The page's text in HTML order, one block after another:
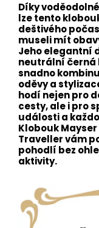
Díky
lze tento
deštivého
museli mít
Jeho elegantní
neutrální černá
snadno
oděvy a
hodí nejen pro
cesty, ale i pro
události a
Klobouk
Traveller vám
pohodlí bez
aktivity.